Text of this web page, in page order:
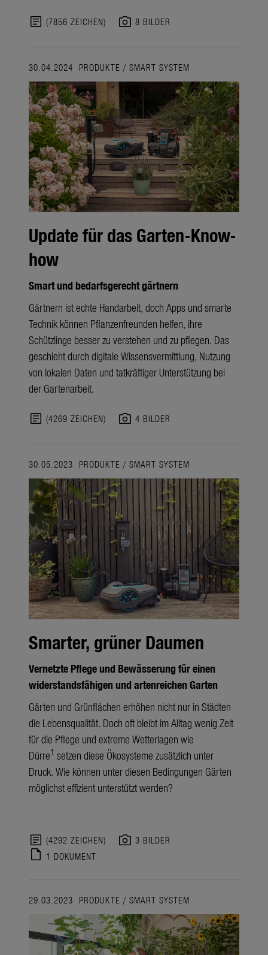
article (7856 ZEICHEN) photo_camera 8 BILDER
30.04.2024 PRODUKTE / SMART SYSTEM
Update für das Garten-Know-
how
Smart und bedarfsgerecht gärtnern
Gärtnern ist echte Handarbeit, doch Apps und smarte
Technik können Pflanzenfreunden helfen, ihre
Schützlinge besser zu verstehen und zu pflegen. Das
geschieht durch digitale Wissensvermittlung, Nutzung
von lokalen Daten und tatkräftiger Unterstützung bei
der Gartenarbeit.
article (4269 ZEICHEN) photo_camera 4 BILDER
30.05.2023 PRODUKTE / SMART SYSTEM
Smarter, grüner Daumen
Vernetzte Pflege und Bewässerung für einen
widerstandsfähigen und artenreichen Garten
Gärten und Grünflächen erhöhen nicht nur in Städten
die Lebensqualität. Doch oft bleibt im Alltag wenig Zeit
für die Pflege und extreme Wetterlagen wie
Dürre1 setzen diese Ökosysteme zusätzlich unter
Druck. Wie können unter diesen Bedingungen Gärten
möglichst effizient unterstützt werden?
article (4292 ZEICHEN) photo_camera 3 BILDER
draft 1 DOKUMENT
29.03.2023 PRODUKTE / SMART SYSTEM